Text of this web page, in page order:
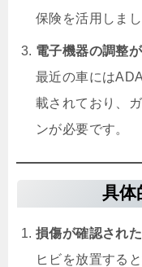
保険を活用しまし
電子機器の調整
最近の車には
載されており、
ンが必要です。
具体
損傷が確認され
ヒビを放置する